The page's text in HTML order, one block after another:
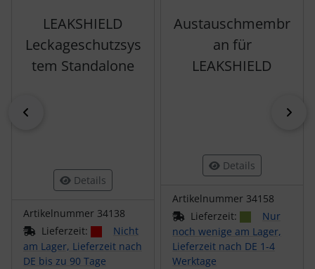
LEAKSHIELD
Leckageschutzsys
tem Standalone
Details
Artikelnummer 34138
Lieferzeit:
Nicht
am Lager, Lieferzeit nach
DE bis zu 90 Tage
Austauschmembr
an für
LEAKSHIELD
Details
Artikelnummer 34158
Lieferzeit:
Nur
noch wenige am Lager,
Lieferzeit nach DE 1-4
Werktage